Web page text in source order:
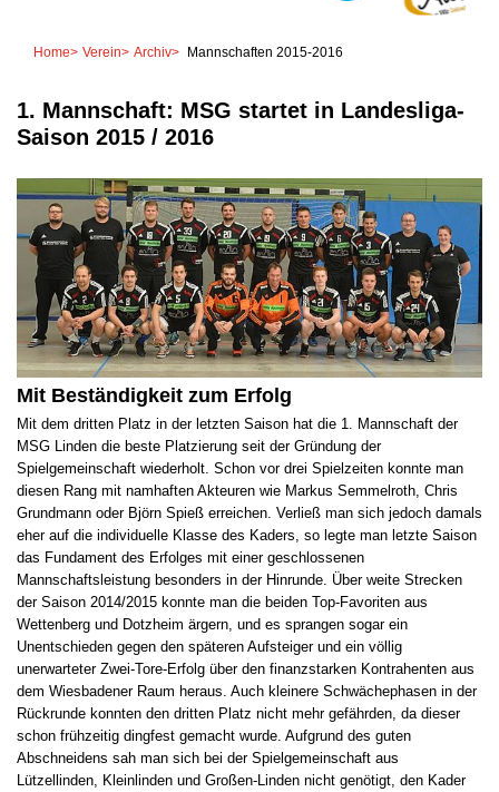
Home> Verein> Archiv> Mannschaften 2015-2016
1. Mannschaft: MSG startet in Landesliga-
Saison 2015 / 2016
Mit Beständigkeit zum Erfolg
Mit dem dritten Platz in der letzten Saison hat die 1. Mannschaft der
MSG Linden die beste Platzierung seit der Gründung der
Spielgemeinschaft wiederholt. Schon vor drei Spielzeiten konnte man
diesen Rang mit namhaften Akteuren wie Markus Semmelroth, Chris
Grundmann oder Björn Spieß erreichen. Verließ man sich jedoch damals
eher auf die individuelle Klasse des Kaders, so legte man letzte Saison
das Fundament des Erfolges mit einer geschlossenen
Mannschaftsleistung besonders in der Hinrunde. Über weite Strecken
der Saison 2014/2015 konnte man die beiden Top-Favoriten aus
Wettenberg und Dotzheim ärgern, und es sprangen sogar ein
Unentschieden gegen den späteren Aufsteiger und ein völlig
unerwarteter Zwei-Tore-Erfolg über den finanzstarken Kontrahenten aus
dem Wiesbadener Raum heraus. Auch kleinere Schwächephasen in der
Rückrunde konnten den dritten Platz nicht mehr gefährden, da dieser
schon frühzeitig dingfest gemacht wurde. Aufgrund des guten
Abschneidens sah man sich bei der Spielgemeinschaft aus
Lützellinden, Kleinlinden und Großen-Linden nicht genötigt, den Kader